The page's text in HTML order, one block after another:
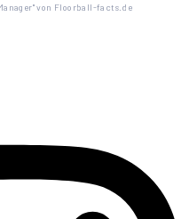
von Floorball-facts.de